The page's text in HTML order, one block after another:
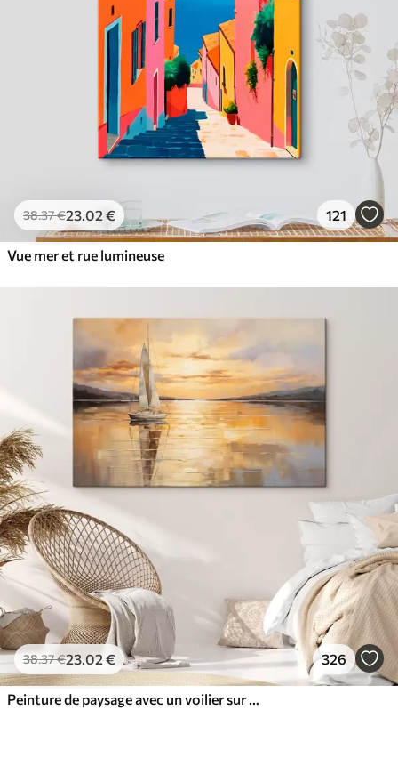
38.37€23.02 € 121
Vue mer et rue lumineuse
38.37€23.02 € 326
Peinture de paysage avec un voilier sur une mer calme, ciel orange et jaune, montagnes lointaines